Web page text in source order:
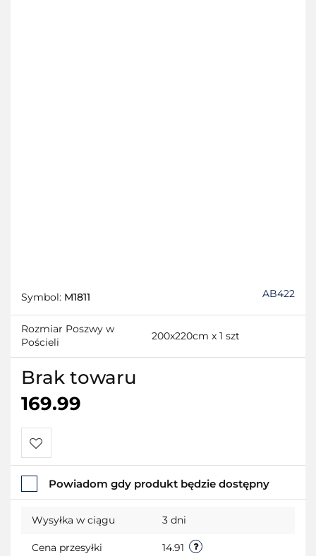
Symbol: M1811 AB422
Rozmiar Poszwy w
Pościeli
200x220cm x 1 szt
Brak towaru
169.99
Do
przechowalni
Powiadom gdy produkt będzie dostępny
Wysyłka w ciągu 3 dni
Cena przesyłki 14.91